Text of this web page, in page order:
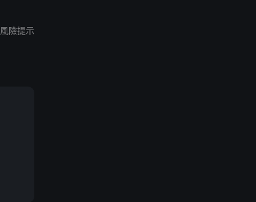
風險提示